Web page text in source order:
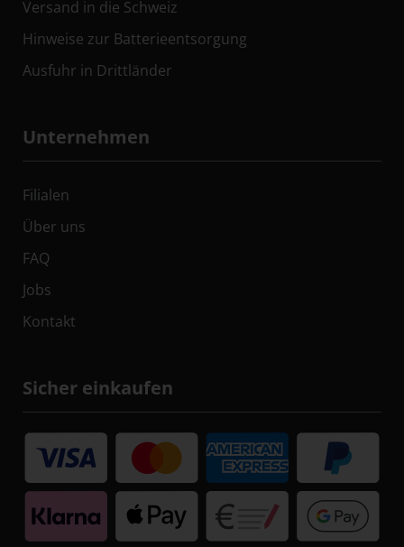
Versand in die Schweiz
Hinweise zur Batterieentsorgung
Ausfuhr in Drittländer
Unternehmen
Filialen
Über uns
FAQ
Jobs
Kontakt
Sicher einkaufen